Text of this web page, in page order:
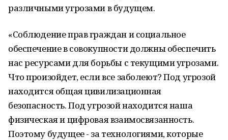
различными угрозами в будущем.
«Соблюдение прав граждан и социальное
обеспечение в совокупности должны обеспечить
нас ресурсами для борьбы с текущими угрозами.
Что произойдет, если все заболеют? Под угрозой
находится общая цивилизационная
безопасность. Под угрозой находится наша
физическая и цифровая взаимосвязанность.
Поэтому будущее - за технологиями, которые